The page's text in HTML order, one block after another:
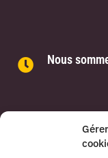
Nous
Pompes